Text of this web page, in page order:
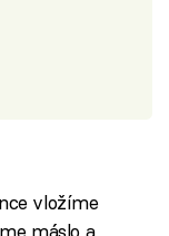
vložíme
máslo a